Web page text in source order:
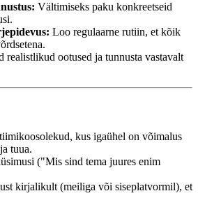
Vältimiseks paku konkreetseid
Loo regulaarne rutiin, et kõik
reali­­stlikud ootused ja tunnusta vastavalt
kus igaühel on võimalus
tuua.
("Mis sind tema juures enim
kirjalikult (meiliga või siseplatvormil), et